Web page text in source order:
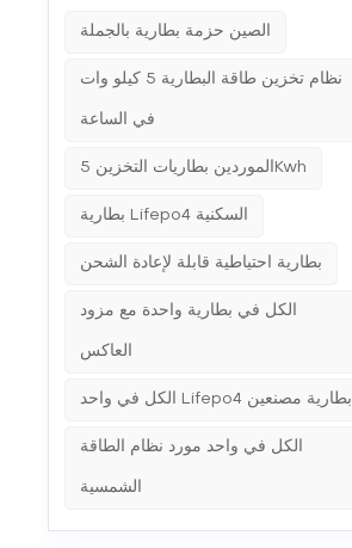
الصين حزمة بطارية بالجملة
نظام تخزين طاقة البطارية 5 كيلو وات
في الساعة
الموردين بطاريات التخزين 5Kwh
بطارية Lifepo4 السكنية
بطارية احتياطية قابلة لإعادة الشحن
الكل في بطارية واحدة مع مزود
العاكس
الكل في واحد Lifepo4 بطارية مصنعين
الكل في واحد مورد نظام الطاقة
الشمسية